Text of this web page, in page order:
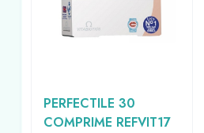
PERFECTILE 30
COMPRIME REFVIT17